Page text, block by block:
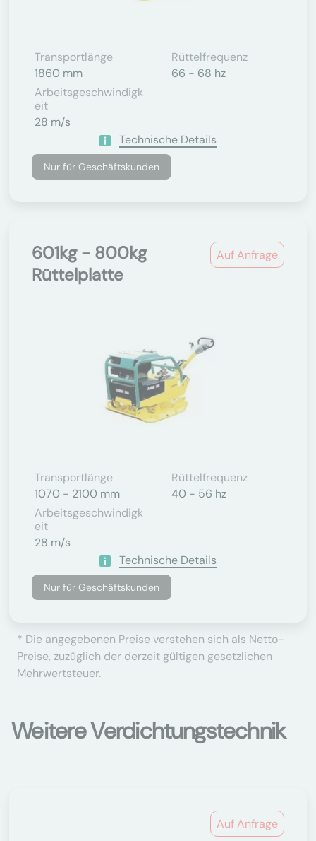
Transportlänge
1860 mm
Rüttelfrequenz
66 - 68 hz
Arbeitsgeschwindigk
Eit
28 m/s
Technische Details
Nur für Geschäftskunden
Auf Anfrage
601kg - 800kg
Rüttelplatte
Transportlänge
1070 - 2100 mm
Rüttelfrequenz
40 - 56 hz
Arbeitsgeschwindigk
Eit
28 m/s
Technische Details
Nur für Geschäftskunden
* Die angegebenen Preise verstehen sich als Netto-
Preise, zuzüglich der derzeit gültigen gesetzlichen
Mehrwertsteuer.
Weitere Verdichtungstechnik
Auf Anfrage